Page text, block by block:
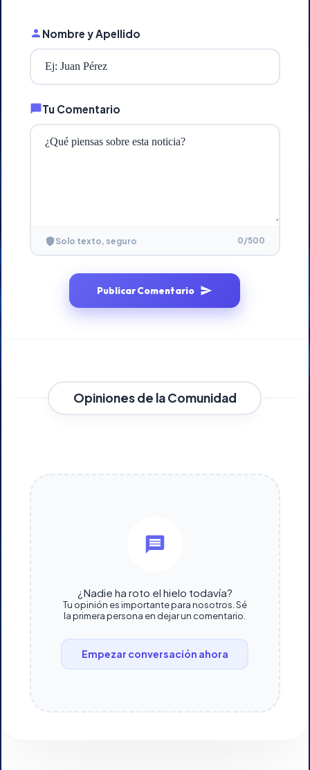
Nombre y Apellido
Tu Comentario
Solo texto, seguro 0/500
Publicar Comentario
Opiniones de la Comunidad
¿Nadie ha roto el hielo todavía?
Tu opinión es importante para nosotros. Sé
la primera persona en dejar un comentario.
Empezar conversación ahora